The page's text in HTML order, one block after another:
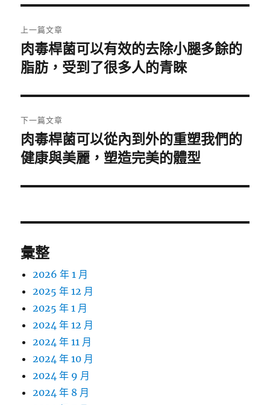
章
導
覽
上一篇文章
上
一
文
章:
肉毒桿菌可以有效的去除小腿多餘的
脂肪，受到了很多人的青睞
下一篇文章
下
一
文
肉毒桿菌可以從內到外的重塑我們的
健康與美麗，塑造完美的體型
彙整
2026 年 1 月
2025 年 12 月
2025 年 1 月
2024 年 12 月
2024 年 11 月
2024 年 10 月
2024 年 9 月
2024 年 8 月